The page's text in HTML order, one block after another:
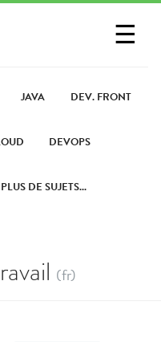
☰
LIENJAVA DEV. FRONT
DEVOPS
PLUS DE SUJETS...
(fr)